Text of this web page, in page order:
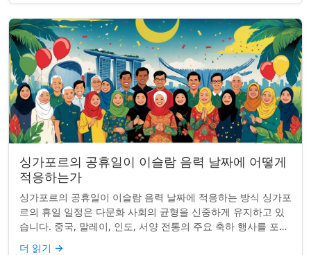
싱가포르의 공휴일이 이슬람 음력 날짜에 어떻게
적응하는가
싱가포르의 공휴일이 이슬람 음력 날짜에 적응하는 방식 싱가포
르의 휴일 일정은 다문화 사회의 균형을 신중하게 유지하고 있
습니다. 중국, 말레이, 인도, 서양 전통의 주요 축하 행사를 포함
하여, 나라의 다양성을 반영합니...
더 읽기 →